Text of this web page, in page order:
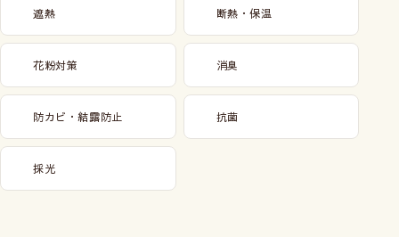
遮熱 断熱・保温
花粉対策 消臭
防カビ・結露防止 抗菌
採光